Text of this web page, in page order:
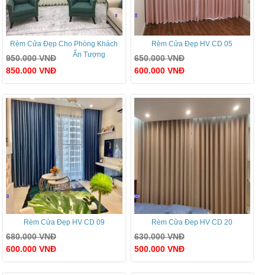
Rèm Cửa Đẹp Cho Phòng Khách
Ấn Tượng
950.000VNĐ
850.000 VNĐ
Rèm Cửa Đẹp HV CD 05
650.000VNĐ
600.000 VNĐ
Rèm Cửa Đẹp HV CD 09
680.000VNĐ
600.000 VNĐ
Rèm Cửa Đep HV CD 20
630.000VNĐ
500.000 VNĐ